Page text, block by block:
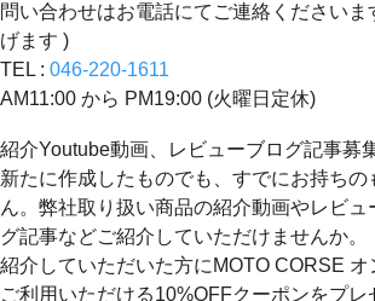
問い合わせはお電話にてご連絡くださいま
げます )
TEL : 046-220-1611
AM11:00 から PM19:00 (火曜日定休)
紹介Youtube動画、レビューブログ記事募
新たに作成したものでも、すでにお持ちの
ん。弊社取り扱い商品の紹介動画やレビュ
グ記事などご紹介していただけませんか。
紹介していただいた方にMOTO CORSE
ご利用いただける10%OFFクーポンをプ